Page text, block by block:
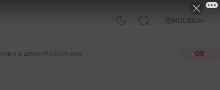
МОСКВА
в данной Политике. ОК